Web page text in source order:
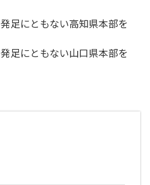
足にともない高知県本部を
足にともない山口県本部を